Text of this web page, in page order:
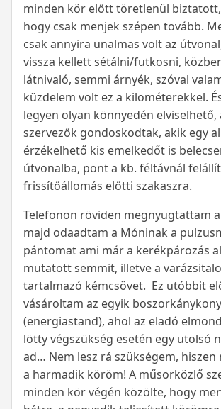
minden kör előtt töretlenül
hogy csak menjek szépen tovább.
csak annyira unalmas volt az
vissza kellett sétálni/futkosni,
látnivaló, semmi árnyék, szóval
küzdelem volt ez a kilométerekkel.
legyen olyan könnyedén elviselhető,
szervezők gondoskodtak, akik egy
érzékelhető kis emelkedőt is
útvonalba, pont a kb. féltávnál
frissítőállomás előtti szakaszra.
Telefonon röviden megnyugtattam
majd odaadtam a Móninak a
pántomat ami már a kerékpározás
mutatott semmit, illetve a
tartalmazó kémcsövet. Ez utóbbit
vásároltam az egyik
(energiastand), ahol az eladó
lötty végszükség esetén egy utolsó
ad… Nem lesz rá szükségem, hiszen
a harmadik köröm! A műsorközlő
minden kör végén közölte, hogy